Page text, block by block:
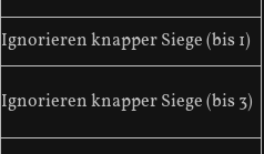
Ignorieren knapper Siege (bis 1)
Ignorieren knapper Siege (bis 3)